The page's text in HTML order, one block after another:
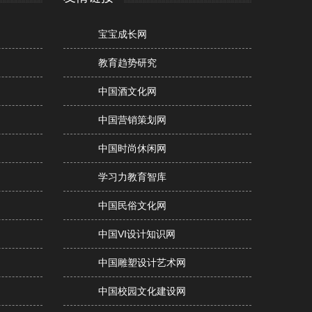
宝宝成长网
教育趋势研究
中国酒文化网
中国营销策划网
中国时尚休闲网
学习力教育智库
中国民俗文化网
中国VI设计知识网
中国雕塑设计艺术网
中国校园文化建设网